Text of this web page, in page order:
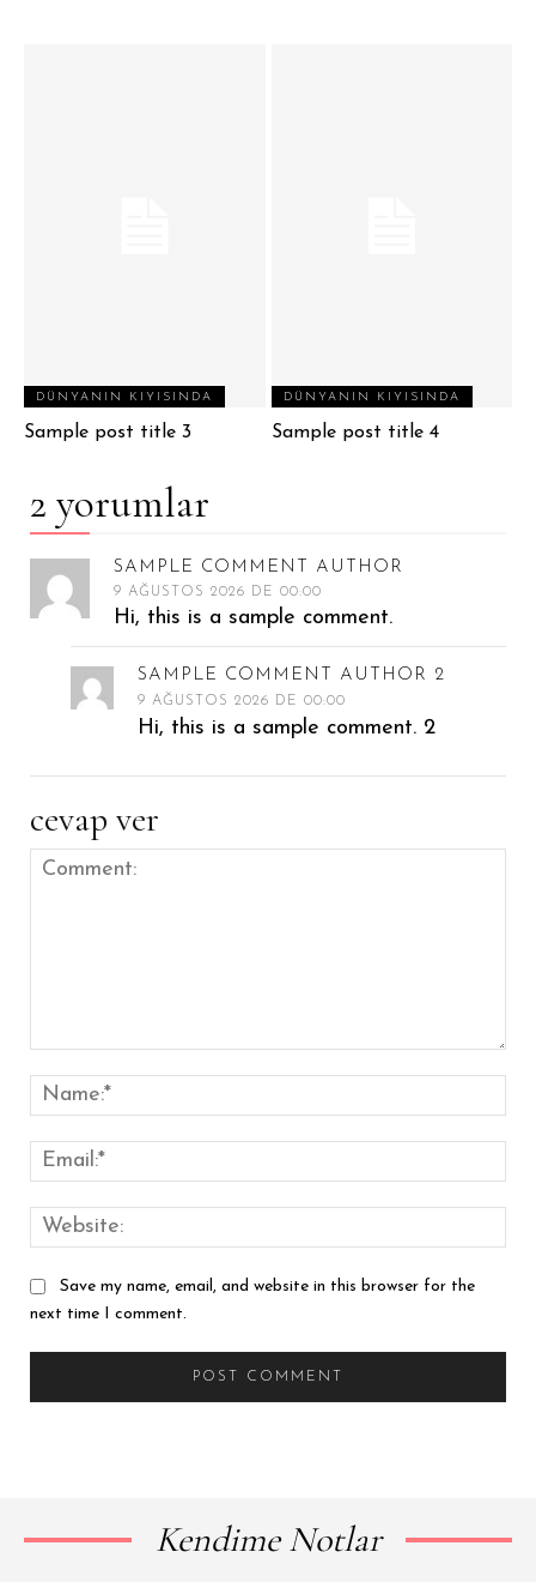
DÜNYANIN KIYISINDA
Sample post title 3
DÜNYANIN KIYISINDA
Sample post title 4
2 yorumlar
SAMPLE COMMENT AUTHOR
9 AĞUSTOS 2026 DE 00:00
Hi, this is a sample comment.
SAMPLE COMMENT AUTHOR 2
9 AĞUSTOS 2026 DE 00:00
Hi, this is a sample comment. 2
cevap ver
Save my name, email, and website in this browser for the
next time I comment.
Kendime Notlar